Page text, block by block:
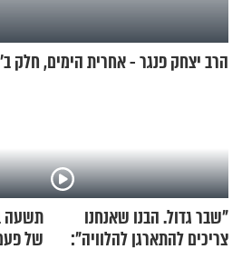
הרב יצחק פנגר - אחרית הימים, חלק ב’
"שבר גדול. הבנו שאנחנו
צריכים להתארגן להלוויה":
תשעה
של